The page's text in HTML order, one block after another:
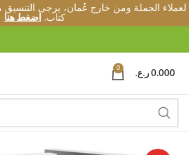
لعملاء الجملة ومن خارج عُمان، يرجى
كتاب.
اضغط هنا
0
0.000 ر.ع.